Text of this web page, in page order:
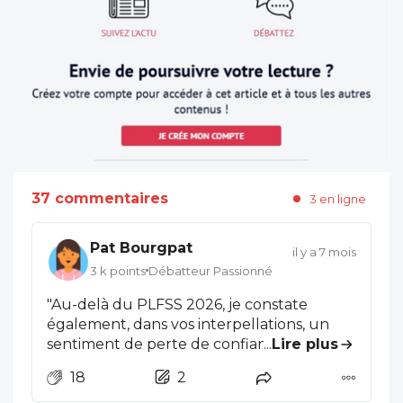
37 commentaires 3 en ligne
Pat Bourgpat
3 k points Débatteur Passionné
il y a 7 mois
"Au-delà du PLFSS 2026, je constate
également, dans vos interpellations, un
sentiment de perte de confiance envers
et le prends au sérieux", lance la ministre,
...Lire plus
18
2